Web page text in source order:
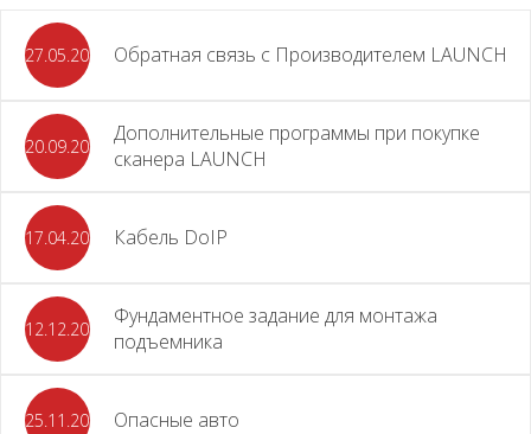
27.05.2026 Обратная связь с Производителем LAUNCH
20.09.2025
Дополнительные программы при покупке
сканера LAUNCH
17.04.2024 Кабель DoIP
12.12.2023
Фундаментное задание для монтажа
подъемника
25.11.2023 Опасные авто